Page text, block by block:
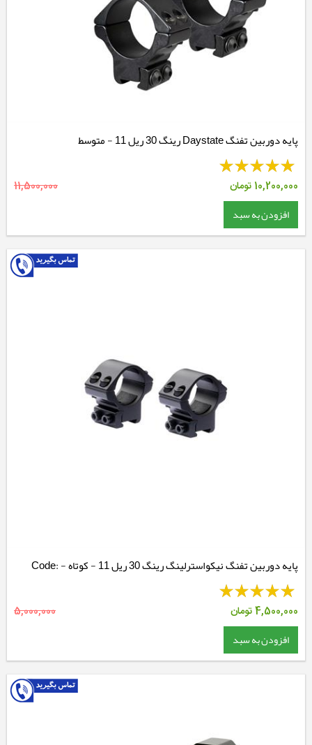
پایه دوربین تفنگ Daystate رینگ 30 ریل 11 - متوسط
10,200,000 تومان 11,500,000
افزودن به سبد
پایه دوربین تفنگ نیکواسترلینگ رینگ 30 ریل 11 - کوتاه - Code:
NSMM3038M
4,500,000تومان 5,000,000
افزودن به سبد